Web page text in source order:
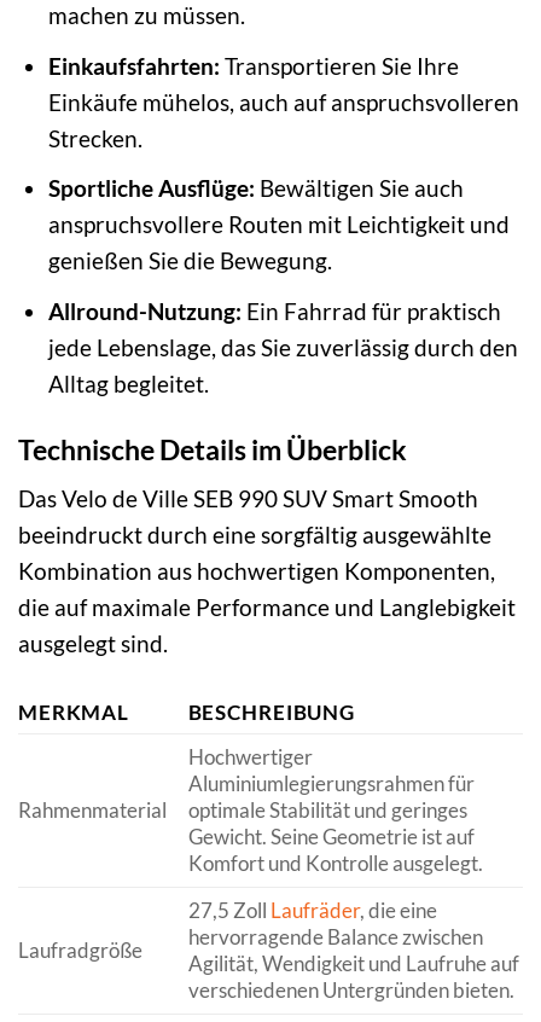
machen zu müssen.
Einkaufsfahrten: Transportieren Sie Ihre
Einkäufe mühelos, auch auf anspruchsvolleren
Strecken.
Sportliche Ausflüge: Bewältigen Sie auch
anspruchsvollere Routen mit Leichtigkeit und
genießen Sie die Bewegung.
Allround-Nutzung: Ein Fahrrad für praktisch
jede Lebenslage, das Sie zuverlässig durch den
Alltag begleitet.
Technische Details im Überblick
Das Velo de Ville SEB 990 SUV Smart Smooth
beeindruckt durch eine sorgfältig ausgewählte
Kombination aus hochwertigen Komponenten,
die auf maximale Performance und Langlebigkeit
ausgelegt sind.
MERKMAL BESCHREIBUNG
Rahmenmaterial
Hochwertiger
Aluminiumlegierungsrahmen für
optimale Stabilität und geringes
Gewicht. Seine Geometrie ist auf
Komfort und Kontrolle ausgelegt.
Laufradgröße
27,5 Zoll Laufräder, die eine
hervorragende Balance zwischen
Agilität, Wendigkeit und Laufruhe auf
verschiedenen Untergründen bieten.